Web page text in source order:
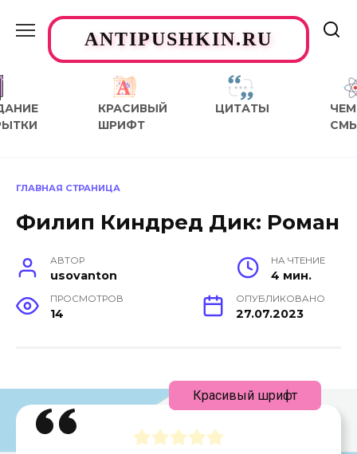
содержаниюANTIPUSHKIN.RU
КРАСИВЫЙ
ШРИФТ
ЦИТАТЫ
ЧЕМ
ГЛАВНАЯ СТРАНИЦА
Филип Киндред Дик: Роман
АВТОР
usovanton
НА ЧТЕНИЕ
4 мин.
ПРОСМОТРОВ
14
ОПУБЛИКОВАНО
27.07.2023
Красивый шрифт